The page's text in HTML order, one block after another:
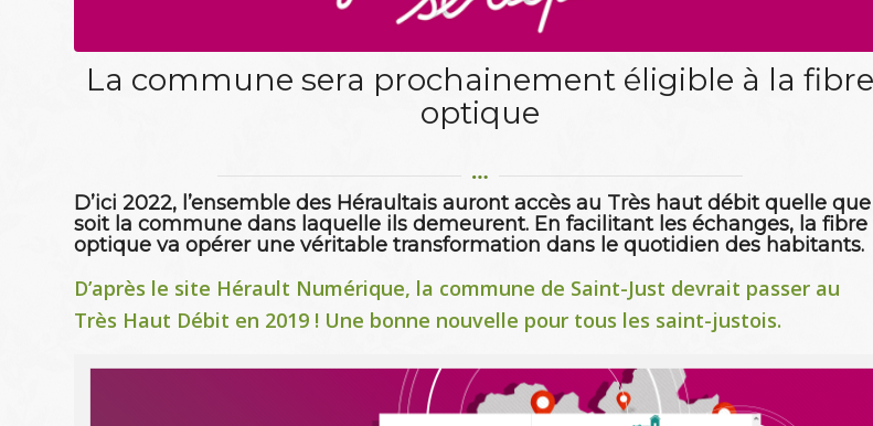
La commune sera prochainement éligible à la fibre
optique
D’ici 2022, l’ensemble des Héraultais auront accès au Très haut débit quelle que
soit la commune dans laquelle ils demeurent. En facilitant les échanges, la fibre
optique va opérer une véritable transformation dans le quotidien des habitants.
D’après le site Hérault Numérique, la commune de Saint-Just devrait passer au
Très Haut Débit en 2019 ! Une bonne nouvelle pour tous les saint-justois.